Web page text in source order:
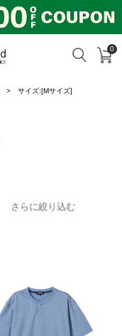
検索 カ
0
サイズ:[Mサイズ]
さらに絞り込む